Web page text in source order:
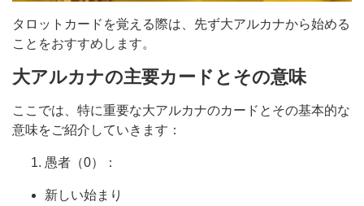
タロットカードを覚える際は、先ず大アルカナから始める
ことをおすすめします。
大アルカナの主要カードとその意味
ここでは、特に重要な大アルカナのカードとその基本的な
意味をご紹介していきます：
愚者（0）：
新しい始まり